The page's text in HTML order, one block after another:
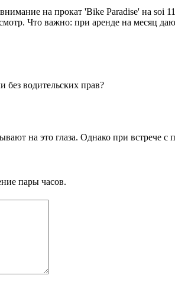
на прокат 'Bike Paradise' на soi
Что важно: при аренде на месяц
водительских прав?
на это глаза. Однако при встрече с
пары часов.